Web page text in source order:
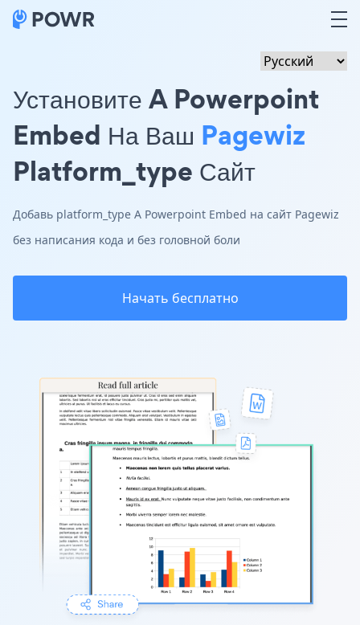
Установите A Powerpoint
Embed На Ваш Pagewiz
Platform_type Сайт
Добавь platform_type A Powerpoint Embed на сайт Pagewiz
без написания кода и без головной боли
Начать бесплатно